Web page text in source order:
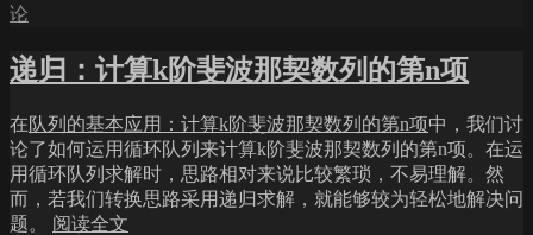
布
树
各
种
基
本
操
作
论
递归：计算k阶斐波那契数列的第n项
在队列的基本应用：计算k阶斐波那契数列的第n项中，我们讨
论了如何运用循环队列来计算k阶斐波那契数列的第n项。在运
用循环队列求解时，思路相对来说比较繁琐，不易理解。然
而，若我们转换思路采用递归求解，就能够较为轻松地解决问
题。 阅读全文